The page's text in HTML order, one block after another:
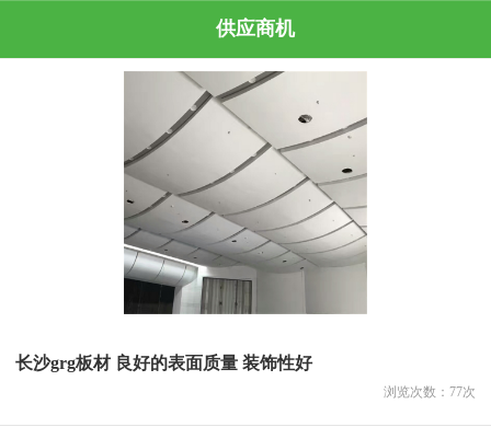
供应商机
长沙grg板材 良好的表面质量 装饰性好
浏览次数： 77次